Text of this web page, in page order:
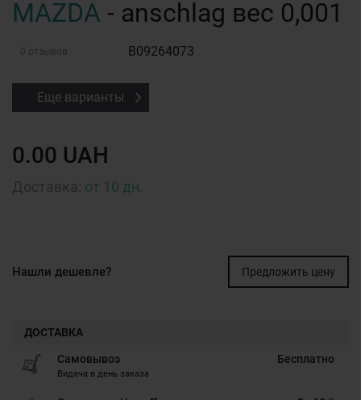
MAZDA - anschlag вес 0,001
0 отзывов B09264073
Еще варианты
0.00 UAH
от 10 дн.
Нашли дешевле? Предложить цену
ДОСТАВКА
Самовывоз
Видача в день заказа
Бесплатно